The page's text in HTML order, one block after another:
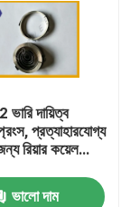
দায়িত্ব
প্রত্যাহারযোগ্য
রিয়ার কয়েল
ভালো দাম